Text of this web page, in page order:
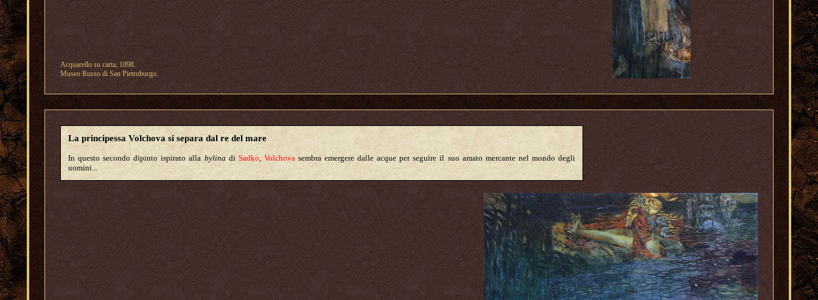
Acquarello su carta, 1898.
Museo Russo di San Pietroburgo.
La principessa Volchova si separa dal re del mare
In questo secondo dipinto ispirato alla bylina di Sadko, Volchovasembra emergere dalle acque per seguire il suo amato mercante nel mondo degli
uomini...